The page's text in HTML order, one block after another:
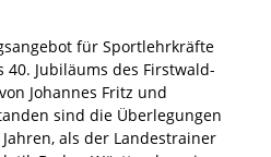
für Sportlehrkräfte
Jubiläums des Firstwald-
Johannes Fritz und
sind die Überlegungen
als der Landestrainer